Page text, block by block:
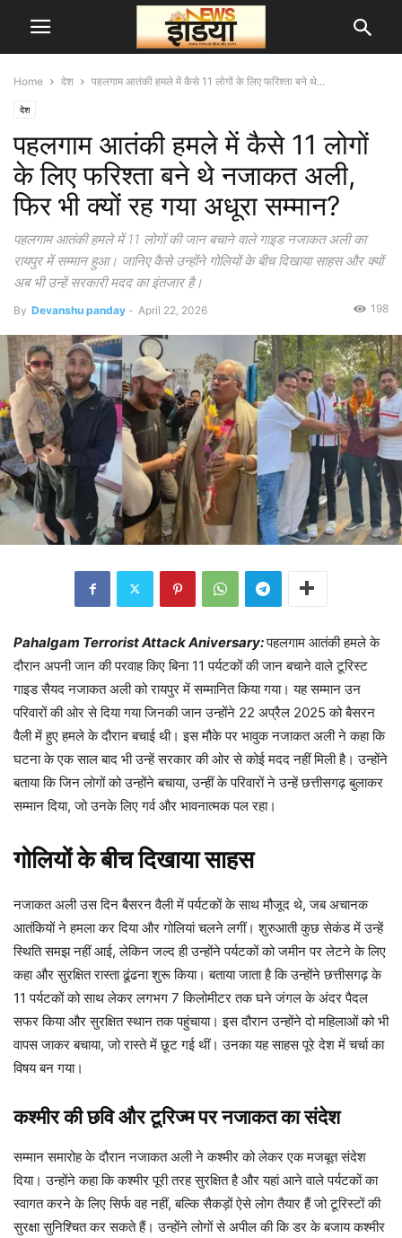
Home देश पहलगाम आतंकी हमले में कैसे 11 लोगों के लिए फरिश्ता बने थे...
देश
पहलगाम आतंकी हमले में कैसे 11 लोगों
के लिए फरिश्ता बने थे नजाकत अली,
फिर भी क्यों रह गया अधूरा सम्मान?
पहलगाम आतंकी हमले में 11 लोगों की जान बचाने वाले गाइड नजाकत अली का
रायपुर में सम्मान हुआ। जानिए कैसे उन्होंने गोलियों के बीच दिखाया साहस और क्यों
अब भी उन्हें सरकारी मदद का इंतजार है।
By Devanshu panday - April 22, 2026 198
Pahalgam Terrorist Attack Aniversary:पहलगाम आतंकी हमले के
दौरान अपनी जान की परवाह किए बिना 11 पर्यटकों की जान बचाने वाले टूरिस्ट
गाइड सैयद नजाकत अली को रायपुर में सम्मानित किया गया। यह सम्मान उन
परिवारों की ओर से दिया गया जिनकी जान उन्होंने 22 अप्रैल 2025 को बैसरन
वैली में हुए हमले के दौरान बचाई थी। इस मौके पर भावुक नजाकत अली ने कहा कि
घटना के एक साल बाद भी उन्हें सरकार की ओर से कोई मदद नहीं मिली है। उन्होंने
बताया कि जिन लोगों को उन्होंने बचाया, उन्हीं के परिवारों ने उन्हें छत्तीसगढ़ बुलाकर
सम्मान दिया, जो उनके लिए गर्व और भावनात्मक पल रहा।
गोलियों के बीच दिखाया साहस
नजाकत अली उस दिन बैसरन वैली में पर्यटकों के साथ मौजूद थे, जब अचानक
आतंकियों ने हमला कर दिया और गोलियां चलने लगीं। शुरुआती कुछ सेकंड में उन्हें
स्थिति समझ नहीं आई, लेकिन जल्द ही उन्होंने पर्यटकों को जमीन पर लेटने के लिए
कहा और सुरक्षित रास्ता ढूंढना शुरू किया। बताया जाता है कि उन्होंने छत्तीसगढ़ के
11 पर्यटकों को साथ लेकर लगभग 7 किलोमीटर तक घने जंगल के अंदर पैदल
सफर किया और सुरक्षित स्थान तक पहुंचाया। इस दौरान उन्होंने दो महिलाओं को भी
वापस जाकर बचाया, जो रास्ते में छूट गई थीं। उनका यह साहस पूरे देश में चर्चा का
विषय बन गया।
कश्मीर की छवि और टूरिज्म पर नजाकत का संदेश
सम्मान समारोह के दौरान नजाकत अली ने कश्मीर को लेकर एक मजबूत संदेश
दिया। उन्होंने कहा कि कश्मीर पूरी तरह सुरक्षित है और यहां आने वाले पर्यटकों का
स्वागत करने के लिए सिर्फ वह नहीं, बल्कि सैकड़ों ऐसे लोग तैयार हैं जो टूरिस्टों की
सुरक्षा सुनिश्चित कर सकते हैं। उन्होंने लोगों से अपील की कि डर के बजाय कश्मीर